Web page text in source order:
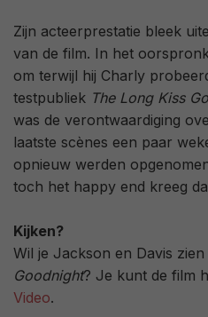
Zijn acteerprestatie bleek
van de film. In het
om terwijl hij Charly
testpubliek The Long Kiss
was de verontwaardiging
laatste scènes een paar
opnieuw werden
toch het happy end kreeg
Kijken?
Wil je Jackson en Davis zien
Goodnight? Je kunt de film
Video.